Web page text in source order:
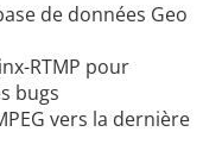
de données Geo
RTMP pour
bugs
vers la dernière